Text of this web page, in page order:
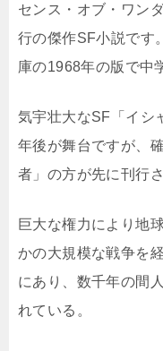
センス・オブ・ワン
行の傑作SF小説です
庫の1968年の版で中
気宇壮大なSF「イシ
年後が舞台ですが、
者」の方が先に刊行
巨大な権力により地
かの大規模な戦争を
にあり、数千年の間
れている。